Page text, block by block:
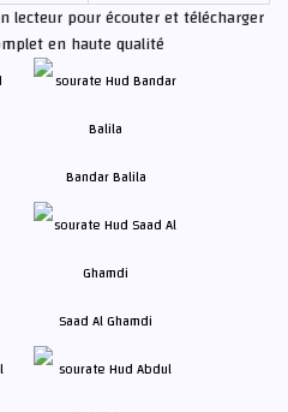
lecteur pour écouter et télécharger
en haute qualité
Bandar Balila
Saad Al Ghamdi